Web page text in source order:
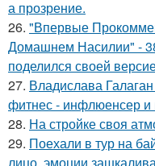
а прозрение.
26. "Впервые
Домашнем Насилии" -
поделился своей
27. Владислава
фитнес - инфлюенсер и
28. На стройке своя
29. Поехали в тур на